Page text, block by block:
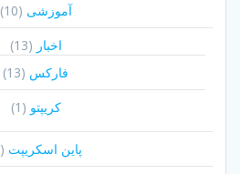
آموزشی (10)
اخبار (13)
فارکس (13)
کریپتو (1)
پاین اسکریپت (0)